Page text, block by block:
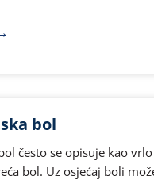
bol
često se opisuje kao vrlo
bol. Uz osjećaj boli